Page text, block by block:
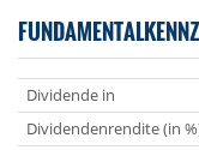
Dividende in
Dividendenrendite (in